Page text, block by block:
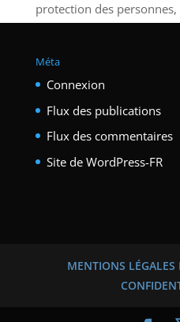
protection des
Méta
Connexion
Flux des publications
Flux des commentaires
Site de WordPress-FR
MENTIONS LÉGALES